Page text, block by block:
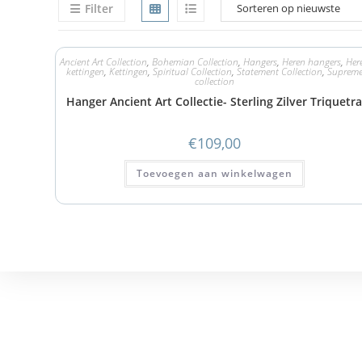
Filter
Ancient Art Collection, Bohemian Collection, Hangers, Heren hangers,
kettingen, Kettingen, Spiritual Collection, Statement Collection,Supreme
collection
Hanger Ancient Art Collectie- Sterling Zilver Triquetra
€109,00
Toevoegen aan winkelwagen